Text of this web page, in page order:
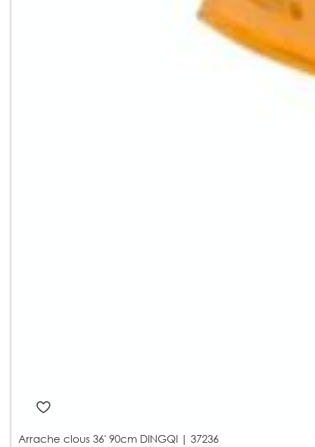
Arrache clous 36' 90cm DINGQI | 37236